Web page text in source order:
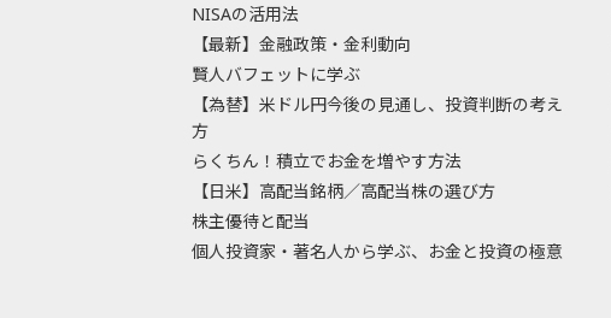
NISAの活用法
【最新】金融政策・金利動向
賢人バフェットに学ぶ
【為替】米ドル円今後の見通し、投資判断の考え
方
らくちん！積立でお金を増やす方法
【日米】高配当銘柄／高配当株の選び方
株主優待と配当
個人投資家・著名人から学ぶ、お金と投資の極意